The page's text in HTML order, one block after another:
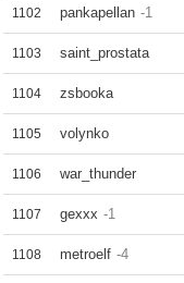
1102 pankapellan -1
1103 saint_prostata
1104 zsbooka
1105 volynko
1106 war_thunder
1107 gexxx -1
1108 metroelf -4